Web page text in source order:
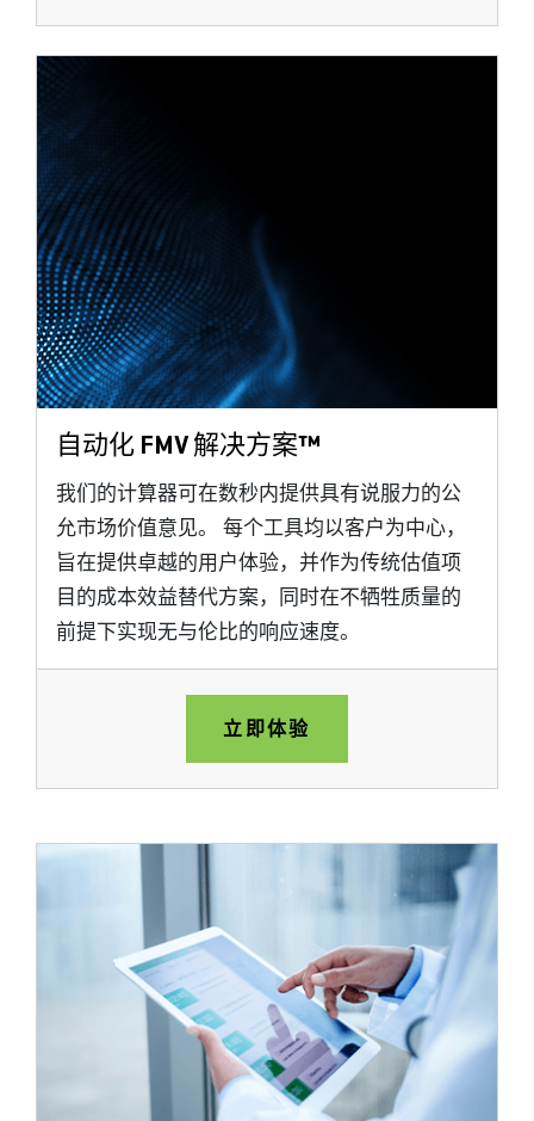
自动化 FMV 解决方案™
我们的计算器可在数秒内提供具有说服力的公
允市场价值意见。 每个工具均以客户为中心，
旨在提供卓越的用户体验，并作为传统估值项
目的成本效益替代方案，同时在不牺牲质量的
前提下实现无与伦比的响应速度。
立即体验